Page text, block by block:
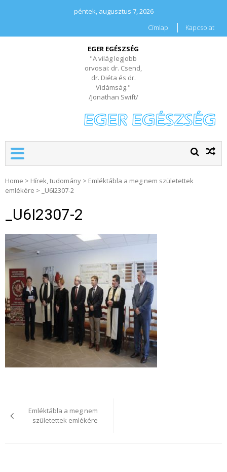
péntek, augusztus 7, 2026
Címlap
Kapcsolat
EGER EGÉSZSÉG
"A világ legjobb
orvosai: dr. Csend,
dr. Diéta és dr.
Vidámság."
/Jonathan Swift/
Home > Hírek, tudomány > Emléktábla a meg nem születettek
emlékére​ > _U6I2307-2
_U6I2307-2
navigáció
Emléktábla a meg nem
születettek emlékére​